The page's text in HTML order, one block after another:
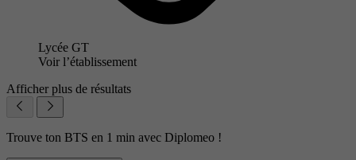
Lycée GT
Voir l’établissement
Afficher plus de résultats
Trouve ton BTS en 1 min avec Diplomeo !